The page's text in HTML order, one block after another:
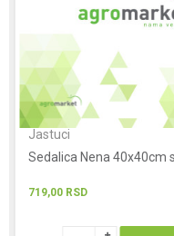
Jastuci
Sedalica Nena 40x40cm
719,00 RSD